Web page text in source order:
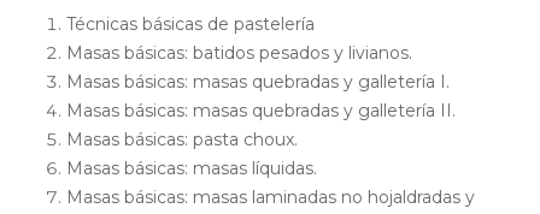
Técnicas básicas de pastelería
Masas básicas: batidos pesados y livianos.
Masas básicas: masas quebradas y galletería I.
Masas básicas: masas quebradas y galletería II.
Masas básicas: pasta choux.
Masas básicas: masas líquidas.
Masas básicas: masas laminadas no hojaldradas y